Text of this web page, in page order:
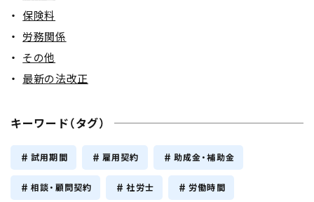
保険料
労務関係
その他
最新の法改正
キーワード（タグ）
試用期間 雇用契約 助成金・補助金
相談・顧問契約 社労士 労働時間